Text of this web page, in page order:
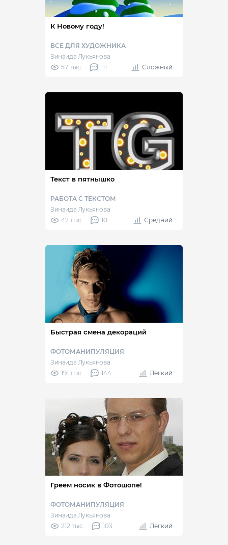
К Новому году!
ВСЕ ДЛЯ ХУДОЖНИКА
Зинаида Лукьянова
57 тыс.
111 Сложный
Текст в пятнышко
РАБОТА С ТЕКСТОМ
Зинаида Лукьянова
42 тыс.
10 Средний
Быстрая смена декораций
ФОТОМАНИПУЛЯЦИЯ
Зинаида Лукьянова
191 тыс.
144 Легкий
Греем носик в Фотошопе!
ФОТОМАНИПУЛЯЦИЯ
Зинаида Лукьянова
212 тыс.
103 Легкий